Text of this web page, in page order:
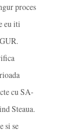
proces
eu iti
cu SA-
Steaua.
si se